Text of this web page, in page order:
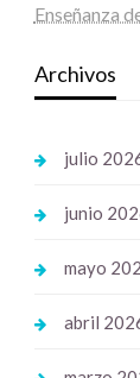
Enseñanza
Archivos
julio
junio
mayo
abril